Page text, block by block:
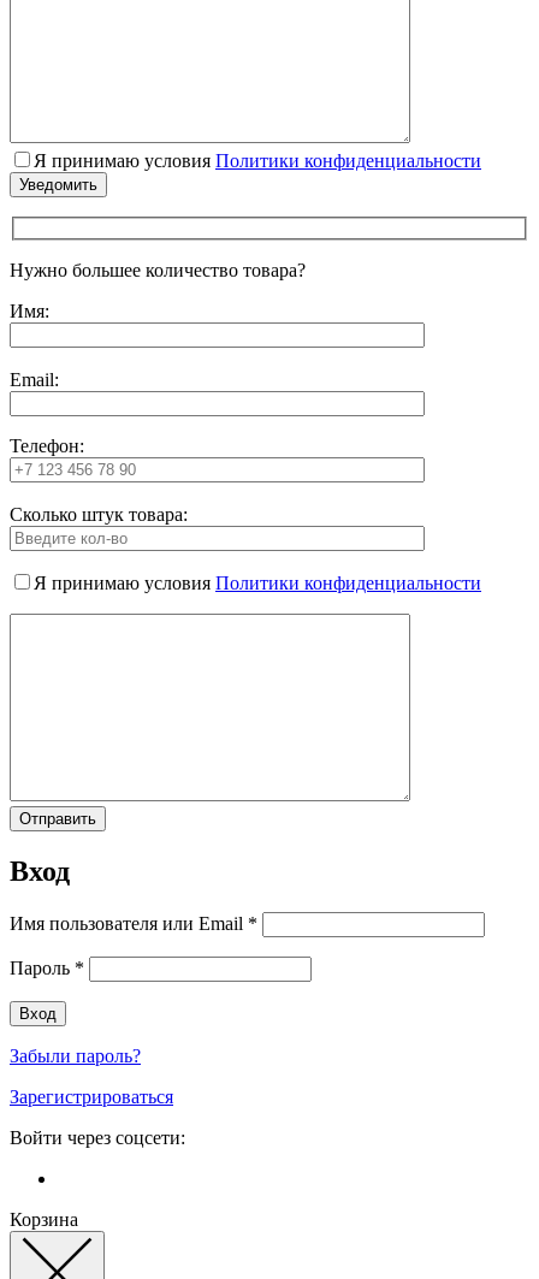
Я принимаю условия Политики конфиденциальности
Нужно большее количество товара?
Имя:
Email:
Телефон:
Сколько штук товара:
Я принимаю условия Политики конфиденциальности
Вход
Имя пользователя или Email *
Пароль *
Забыли пароль?
Зарегистрироваться
Войти через соцсети:
Корзина